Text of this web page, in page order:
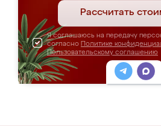
Рассчитать
Я соглашаюсь на передачу
согласно Политике
Пользовательскому соглашению